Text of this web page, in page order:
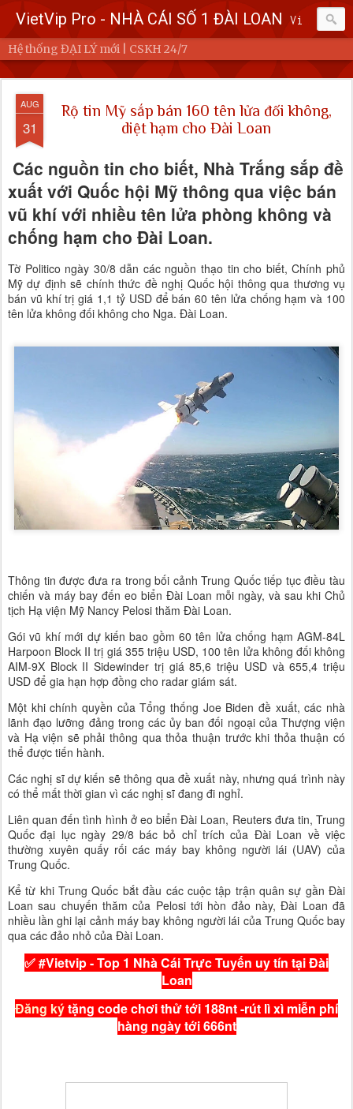
VietVip Pro - NHÀ CÁI SỐ 1 ĐÀI LOAN Vietvip Pro Sân chơi cá cược nhà cái hàng đầu Đài Loan. Vietvip Pro phát hành hơn 600 game cược khác nhau. Nạp tiền tại 7-Eleven, Family Mart, Okmart, Hilife, ATM. Rút tiền 24h không giới hạn. Uy tín khi bao rút, miễn phí 60kuai phí rút tiền. Hệ thống khuyến mãi cho cả hội viên mới và hội viên cũ, cskh 1:1 24/7.
Hệ thống ĐẠI LÝ mới | CSKH 24/7
AUG
31
Rộ tin Mỹ sắp bán 160 tên lửa đối không,
diệt hạm cho Đài Loan
Các nguồn tin cho biết, Nhà Trắng sắp đề
xuất với Quốc hội Mỹ thông qua việc bán
vũ khí với nhiều tên lửa phòng không và
chống hạm cho Đài Loan.
Tờ Politico ngày 30/8 dẫn các nguồn thạo tin cho biết, Chính phủ
Mỹ dự định sẽ chính thức đề nghị Quốc hội thông qua thương vụ
bán vũ khí trị giá 1,1 tỷ USD để bán 60 tên lửa chống hạm và 100
tên lửa không đối không cho Nga. Đài Loan.
Thông tin được đưa ra trong bối cảnh Trung Quốc tiếp tục điều tàu
chiến và máy bay đến eo biển Đài Loan mỗi ngày, và sau khi Chủ
tịch Hạ viện Mỹ Nancy Pelosi thăm Đài Loan.
Gói vũ khí mới dự kiến ​​bao gồm 60 tên lửa chống hạm AGM-84L
Harpoon Block II trị giá 355 triệu USD, 100 tên lửa không đối không
AIM-9X Block II Sidewinder trị giá 85,6 triệu USD và 655,4 triệu
USD để gia hạn hợp đồng cho radar giám sát.
Một khi chính quyền của Tổng thống Joe Biden đề xuất, các nhà
lãnh đạo lưỡng đảng trong các ủy ban đối ngoại của Thượng viện
và Hạ viện sẽ phải thông qua thỏa thuận trước khi thỏa thuận có
thể được tiến hành.
Các nghị sĩ dự kiến ​​sẽ thông qua đề xuất này, nhưng quá trình này
có thể mất thời gian vì các nghị sĩ đang đi nghỉ.
Liên quan đến tình hình ở eo biển Đài Loan, Reuters đưa tin, Trung
Quốc đại lục ngày 29/8 bác bỏ chỉ trích của Đài Loan về việc
thường xuyên quấy rối các máy bay không người lái (UAV) của
Trung Quốc.
Kể từ khi Trung Quốc bắt đầu các cuộc tập trận quân sự gần Đài
Loan sau chuyến thăm của Pelosi tới hòn đảo này, Đài Loan đã
nhiều lần ghi lại cảnh máy bay không người lái của Trung Quốc bay
qua các đảo nhỏ của Đài Loan.
✅ #Vietvip -Top 1 Nhà Cái Trực Tuyến uy tín tại Đài
Loan
Đăng kýtặng code chơi thử tới 188nt -rút lì xì miễn phí
hàng ngày tới 666nt